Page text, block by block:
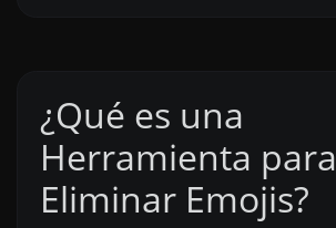
¿Qué es una
Herramienta para
Eliminar Emojis?